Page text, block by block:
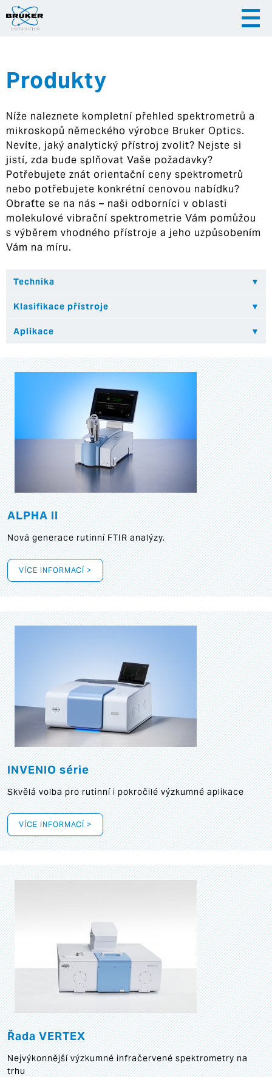
|
Hrvatska
Produkty
Níže naleznete kompletní přehled spektrometrů a
mikroskopů německého výrobce Bruker Optics.
Nevíte, jaký analytický přístroj zvolit? Nejste si
jistí, zda bude splňovat Vaše požadavky?
Potřebujete znát orientační ceny spektrometrů
nebo potřebujete konkrétní cenovou nabídku?
Obraťte se na nás – naši odborníci v oblasti
molekulové vibrační spektrometrie Vám pomůžou
s výběrem vhodného přístroje a jeho uzpůsobením
Vám na míru.
ALPHA II
Nová generace rutinní FTIR analýzy.
VÍCE INFORMACÍ >
INVENIO série
Skvělá volba pro rutinní i pokročilé výzkumné aplikace
VÍCE INFORMACÍ >
Řada VERTEX
Nejvýkonnější výzkumné infračervené spektrometry na
trhu